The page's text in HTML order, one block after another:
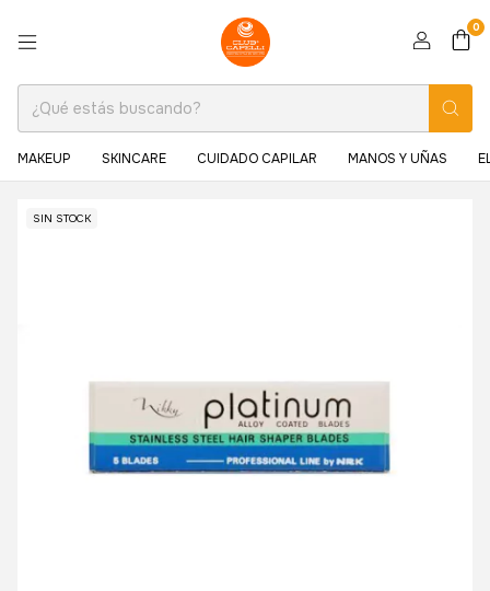
0
MAKEUP SKINCARE CUIDADO CAPILAR MANOS Y UÑAS
SIN STOCK